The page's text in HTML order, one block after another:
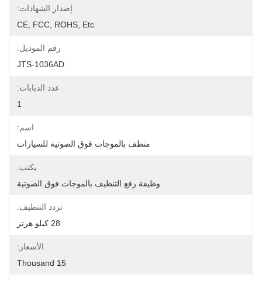
إصدار الشهادات:
CE, FCC, ROHS, Etc
رقم الموديل:
JTS-1036AD
عدد الدبابات:
1
اسم:
منظف ​​بالموجات فوق الصوتية للسيارات
يكتب:
وظيفة رفع التنظيف بالموجات فوق الصوتية
تردد التنظيف:
28 كيلو هرتز
الأسعار:
15 Thousand